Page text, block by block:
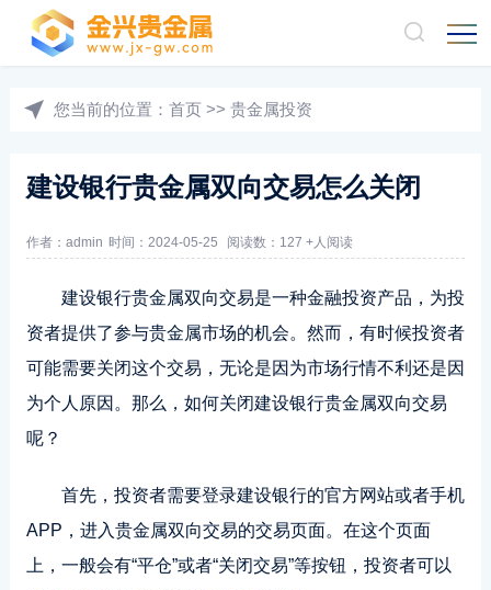
您当前的位置： 首页 >> 贵金属投资
建设银行贵金属双向交易怎么关闭
作者：admin 时间：2024-05-25 阅读数：127 +人阅读
建设银行贵金属双向交易是一种金融投资产品，为投
资者提供了参与贵金属市场的机会。然而，有时候投资者
可能需要关闭这个交易，无论是因为市场行情不利还是因
为个人原因。那么，如何关闭建设银行贵金属双向交易
呢？
首先，投资者需要登录建设银行的官方网站或者手机
APP，进入贵金属双向交易的交易页面。在这个页面
上，一般会有“平仓”或者“关闭交易”等按钮，投资者可以